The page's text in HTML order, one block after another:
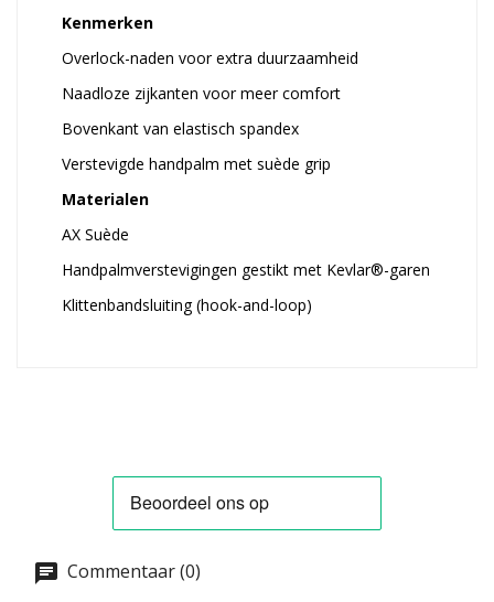
Kenmerken
Overlock-naden voor extra duurzaamheid
Naadloze zijkanten voor meer comfort
Bovenkant van elastisch spandex
Verstevigde handpalm met suède grip
Materialen
AX Suède
Handpalmverstevigingen gestikt met Kevlar®-garen
Klittenbandsluiting (hook-and-loop)
Commentaar (0)